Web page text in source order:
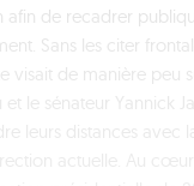
afin de recadrer
Sans les citer
visait de manière peu